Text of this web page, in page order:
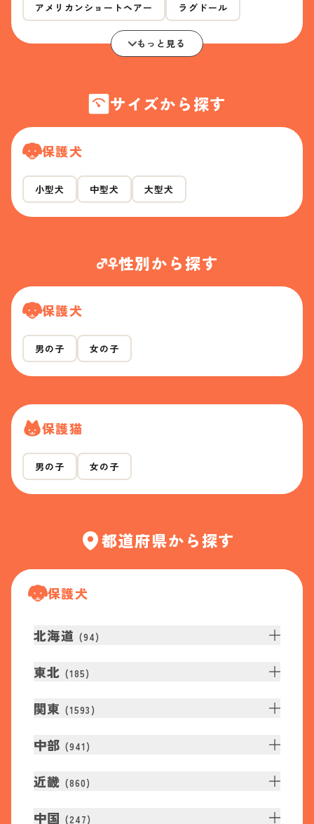
アメリカンショートヘアー ラグドール
もっと見る
サイズから探す
保護犬
小型犬 中型犬 大型犬
性別から探す
保護犬
男の子 女の子
保護猫
男の子 女の子
都道府県から探す
保護犬
北海道 (94)
東北 (185)
関東 (1593 )
中部 (941 )
近畿 (860)
中国 (247)